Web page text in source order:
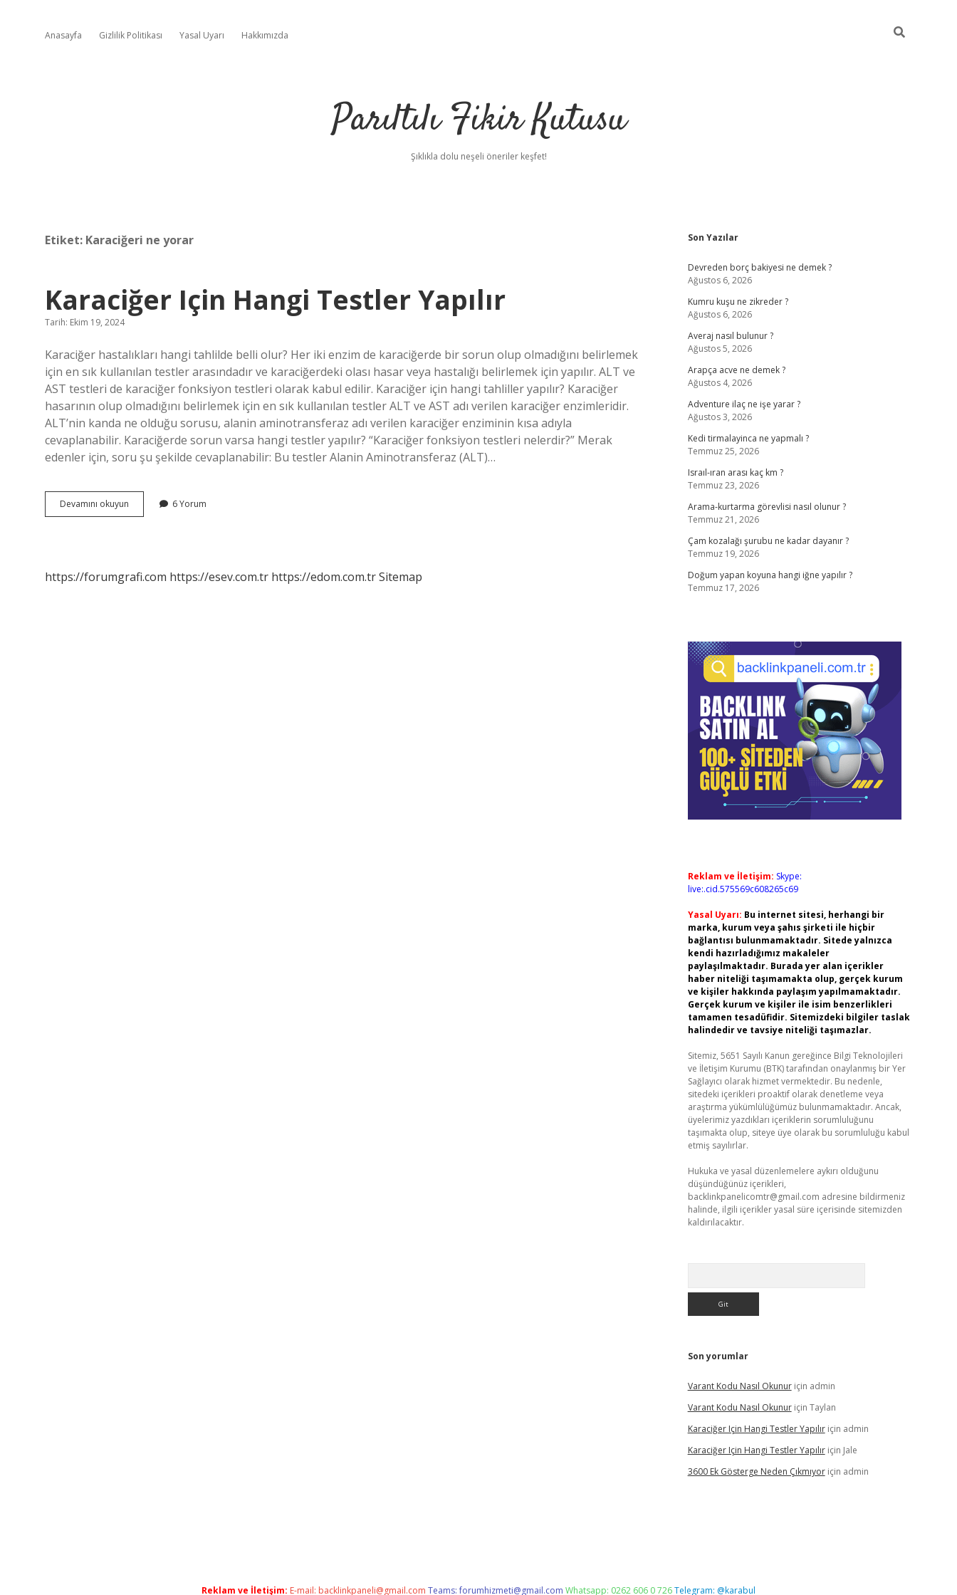
Anasayfa Gizlilik Politikası Yasal Uyarı Hakkımızda
Parıltılı Fikir Kutusu
Şıklıkla dolu neşeli öneriler keşfet!
Etiket: Karaciğeri ne yorar
Karaciğer Için Hangi Testler Yapılır
Tarih: Ekim 19, 2024
Karaciğer hastalıkları hangi tahlilde belli olur? Her iki enzim de karaciğerde bir sorun olup olmadığını belirlemek
için en sık kullanılan testler arasındadır ve karaciğerdeki olası hasar veya hastalığı belirlemek için yapılır. ALT ve
AST testleri de karaciğer fonksiyon testleri olarak kabul edilir. Karaciğer için hangi tahliller yapılır? Karaciğer
hasarının olup olmadığını belirlemek için en sık kullanılan testler ALT ve AST adı verilen karaciğer enzimleridir.
ALT’nin kanda ne olduğu sorusu, alanin aminotransferaz adı verilen karaciğer enziminin kısa adıyla
cevaplanabilir. Karaciğerde sorun varsa hangi testler yapılır? “Karaciğer fonksiyon testleri nelerdir?” Merak
edenler için, soru şu şekilde cevaplanabilir: Bu testler Alanin Aminotransferaz (ALT)…
Devamını okuyun Karaciğer
Için
6 Yorum
https://forumgrafi.com https://esev.com.tr https://edom.com.trSitemap
Sidebar
Son Yazılar
Devreden borç bakiyesi ne demek ?
Ağustos 6, 2026
Kumru kuşu ne zikreder ?
Ağustos 6, 2026
Averaj nasıl bulunur ?
Ağustos 5, 2026
Arapça acve ne demek ?
Ağustos 4, 2026
Adventure ilaç ne işe yarar ?
Ağustos 3, 2026
Kedi tirmalayinca ne yapmalı ?
Temmuz 25, 2026
Israıl-ıran arası kaç km ?
Temmuz 23, 2026
Arama-kurtarma görevlisi nasıl olunur ?
Temmuz 21, 2026
Çam kozalağı şurubu ne kadar dayanır ?
Temmuz 19, 2026
Doğum yapan koyuna hangi iğne yapılır ?
Temmuz 17, 2026
Reklam ve İletişim: Skype:
live:.cid.575569c608265c69
Yasal Uyarı: Bu internet sitesi, herhangi bir
marka, kurum veya şahıs şirketi ile hiçbir
bağlantısı bulunmamaktadır. Sitede yalnızca
kendi hazırladığımız makaleler
paylaşılmaktadır. Burada yer alan içerikler
haber niteliği taşımamakta olup, gerçek kurum
ve kişiler hakkında paylaşım yapılmamaktadır.
Gerçek kurum ve kişiler ile isim benzerlikleri
tamamen tesadüfidir. Sitemizdeki bilgiler taslak
halindedir ve tavsiye niteliği taşımazlar.
Sitemiz, 5651 Sayılı Kanun gereğince Bilgi Teknolojileri
ve İletişim Kurumu (BTK) tarafından onaylanmış bir Yer
Sağlayıcı olarak hizmet vermektedir. Bu nedenle,
sitedeki içerikleri proaktif olarak denetleme veya
araştırma yükümlülüğümüz bulunmamaktadır. Ancak,
üyelerimiz yazdıkları içeriklerin sorumluluğunu
taşımakta olup, siteye üye olarak bu sorumluluğu kabul
etmiş sayılırlar.
Hukuka ve yasal düzenlemelere aykırı olduğunu
düşündüğünüz içerikleri,
backlinkpanelicomtr@gmail.com adresine bildirmeniz
halinde, ilgili içerikler yasal süre içerisinde sitemizden
kaldırılacaktır.
Son yorumlar
Varant Kodu Nasıl Okunuriçin admin
Varant Kodu Nasıl Okunuriçin Taylan
Karaciğer Için Hangi Testler Yapılıriçin admin
Karaciğer Için Hangi Testler Yapılıriçin Jale
3600 Ek Gösterge Neden Çıkmıyoriçin admin
Reklam ve İletişim: E-mail: backlinkpaneli@gmail.com Teams:forumhizmeti@gmail.com Whatsapp: 0262 606 0 726Telegram: @karabul